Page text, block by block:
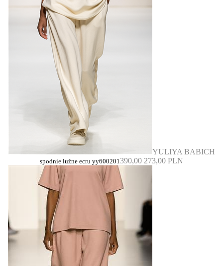
YULIYA BABICH
spodnie luźne ecru yy600201390,00 273,00 PLN